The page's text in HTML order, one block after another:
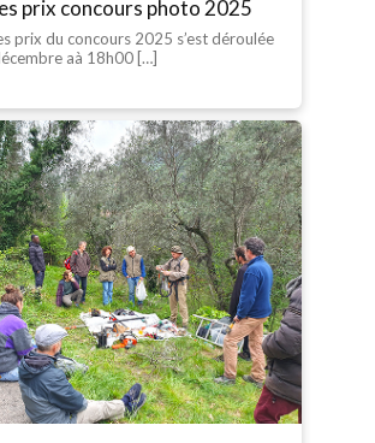
prix concours photo 2025
prix du concours 2025 s’est déroulée
aà 18h00 […]